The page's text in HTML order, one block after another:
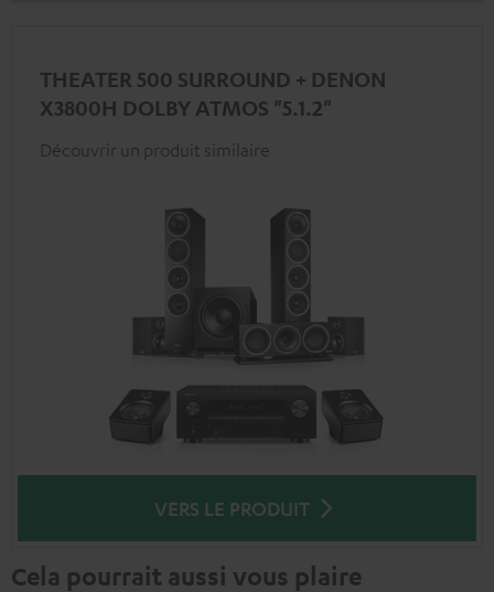
THEATER 500 SURROUND + DENON
X3800H DOLBY ATMOS "5.1.2"
Découvrir un produit similaire
VERS LE PRODUIT
Cela pourrait aussi vous plaire